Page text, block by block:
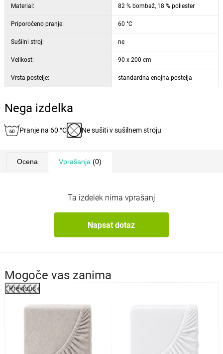
Material: 82 % bombaž, 18 % poliester
Priporočeno pranje: 60 °C
Sušilni stroj: ne
Velikost: 90 x 200 cm
Vrsta postelje: standardna enojna postelja
Nega izdelka
Pranje na 60 °C Ne sušiti v sušilnem stroju
Ocena Vprašanja (0)
Ta izdelek nima vprašanj
Napsat dotaz
Mogoče vas zanima
Previous